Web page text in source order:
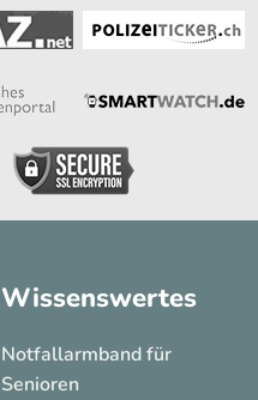
Wissenswertes
Notfallarmband für
Senioren